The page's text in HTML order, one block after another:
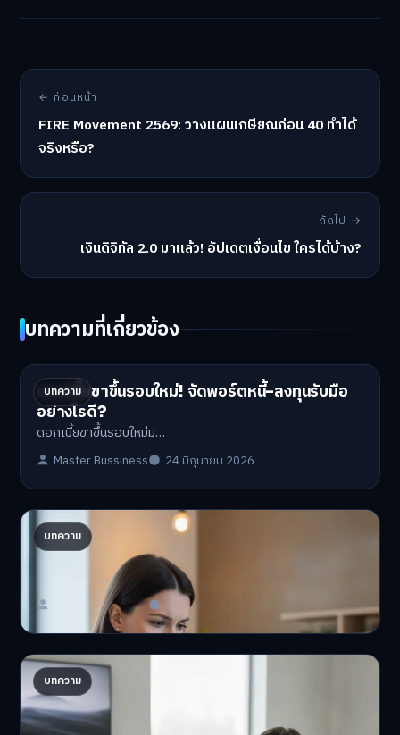
← ก่อนหน้า
FIRE Movement 2569: วางแผนเกษียณก่อน 40 ทำได้
จริงหรือ?
ถัดไป →
เงินดิจิทัล 2.0 มาแล้ว! อัปเดตเงื่อนไข ใครได้บ้าง?
บทความที่เกี่ยวข้อง
บทความ
ดอกเบี้ยขาขึ้นรอบใหม่! จัดพอร์ตหนี้-ลงทุนรับมือ
อย่างไรดี?
ดอกเบี้ยขาขึ้นรอบใหม่ม…
Master Bussiness 24 มิถุนายน 2026
บทความ
ปรับพอร์ตรับ ‘เงินดิจิทัล 2.0’ จัดสรรงบอย่างไรไม่
ให้พัง
'เงินดิจิทัล 2.0' มาแล…
Master Bussiness 23 มิถุนายน 2026
บทความ
AI จัดพอร์ตให้ปัง! เทรนด์ลงทุนยุคใหม่ ไม่ต้องเฝ้า
จอ
AI จัดพอร์ตให้ปัง! หมด…